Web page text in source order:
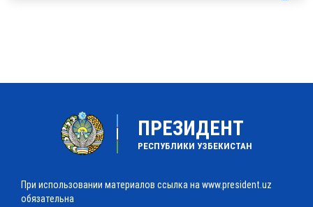
ПРЕЗИДЕНТ
РЕСПУБЛИКИ УЗБЕКИСТАН
При использовании материалов ссылка на www.president.uz
обязательна